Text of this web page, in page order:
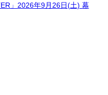
」2026年9月26日(土) 幕